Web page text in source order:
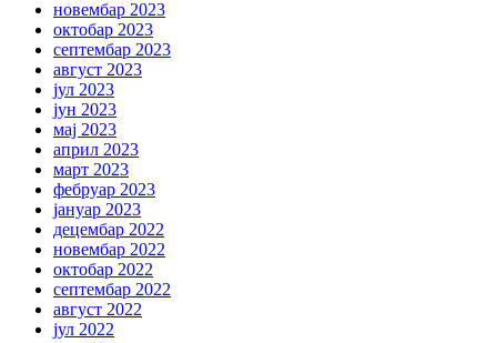
новембар 2023
октобар 2023
септембар 2023
август 2023
јул 2023
јун 2023
мај 2023
април 2023
март 2023
фебруар 2023
јануар 2023
децембар 2022
новембар 2022
октобар 2022
септембар 2022
август 2022
јул 2022